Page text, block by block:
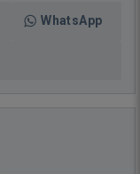
WhatsApp